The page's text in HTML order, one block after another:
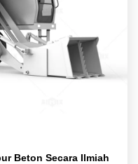
Beton Secara Ilmiah